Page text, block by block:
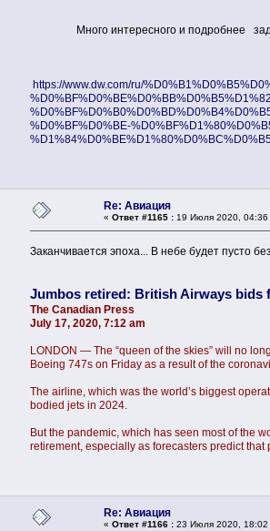
Много интересного и подробнее
https://www.dw.com/ru/
%D0%BF%D0%BE-
Re: Авиация
« Ответ #1165 : 19 Июля 2020, 04:36
Заканчивается эпоха... В небе будет пусто
Jumbos retired: British Airways bids
The Canadian Press
July 17, 2020, 7:12 am
LONDON — The “queen of the skies” will no
Boeing 747s on Friday as a result of the
The airline, which was the world’s biggest
bodied jets in 2024.
But the pandemic, which has seen most of the
retirement, especially as forecasters predict
Re: Авиация
« Ответ #1166 : 23 Июля 2020, 18:02